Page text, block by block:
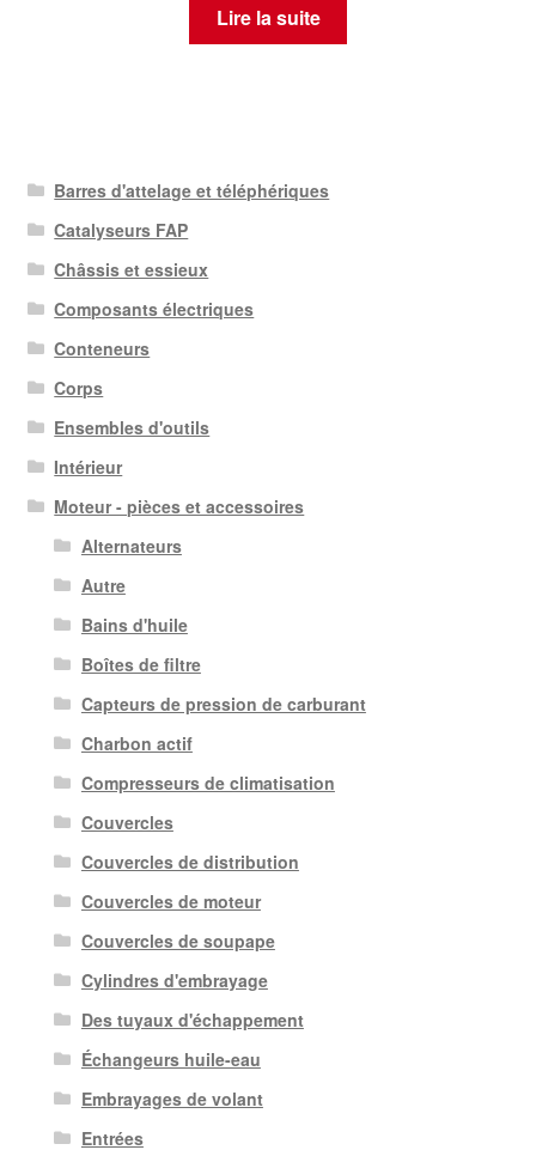
Lire la suite
Barres d'attelage et téléphériques
Catalyseurs FAP
Châssis et essieux
Composants électriques
Conteneurs
Corps
Ensembles d'outils
Intérieur
Moteur - pièces et accessoires
Alternateurs
Autre
Bains d'huile
Boîtes de filtre
Capteurs de pression de carburant
Charbon actif
Compresseurs de climatisation
Couvercles
Couvercles de distribution
Couvercles de moteur
Couvercles de soupape
Cylindres d'embrayage
Des tuyaux d'échappement
Échangeurs huile-eau
Embrayages de volant
Entrées